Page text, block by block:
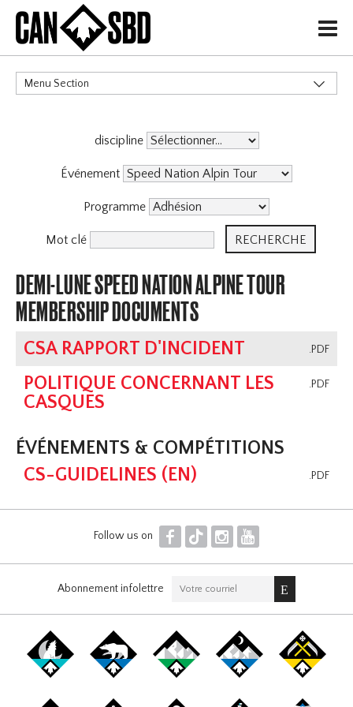
H
Menu Section
Événements & Compétitions
discipline
Événement
Programme
Mot clé
DEMI-LUNE SPEED NATION ALPINE TOUR
MEMBERSHIP DOCUMENTS
.PDF
CSA RAPPORT D'INCIDENT
.PDF
POLITIQUE CONCERNANT LES
CASQUES
ÉVÉNEMENTS & COMPÉTITIONS
.PDF
CS-GUIDELINES (EN)
Follow us on F T I Y
Abonnement infolettre